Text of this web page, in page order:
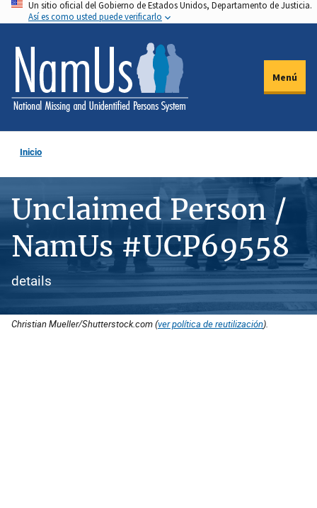
Pasar
al
contenido
principal
Un sitio oficial del Gobierno de Estados Unidos, Departamento de Justicia.
Así es como usted puede verificarlo
Menú
Inicio
Unclaimed Person /
NamUs #UCP69558
details
Christian Mueller/Shutterstock.com (ver política de reutilización).